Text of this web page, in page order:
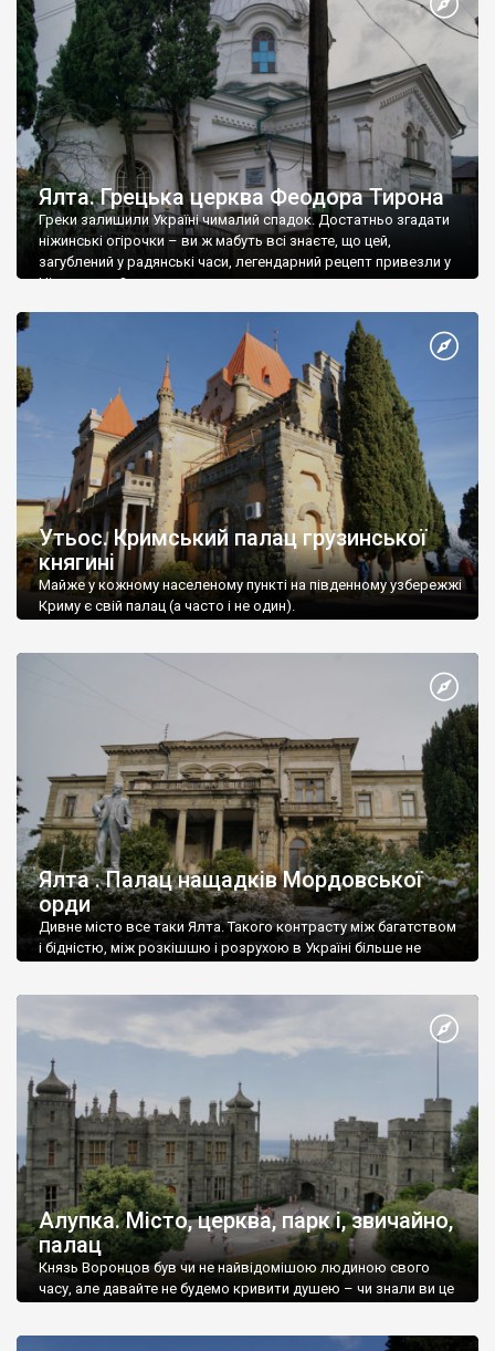
Ялта. Грецька церква Феодора Тирона
Греки залишили Україні чималий спадок. Достатньо згадати
ніжинські огірочки – ви ж мабуть всі знаєте, що цей,
загублений у радянські часи, легендарний рецепт привезли у
Ніжин греки?
Утьос. Кримський палац грузинської
княгині
Майже у кожному населеному пункті на південному узбережжі
Криму є свій палац (а часто і не один).
Ялта . Палац нащадків Мордовської
орди
Дивне місто все таки Ялта. Такого контрасту між багатством
і бідністю, між розкішшю і розрухою в Україні більше не
Алупка. Місто, церква, парк і, звичайно,
палац
Князь Воронцов був чи не найвідомішою людиною свого
часу, але давайте не будемо кривити душею – чи знали ви це